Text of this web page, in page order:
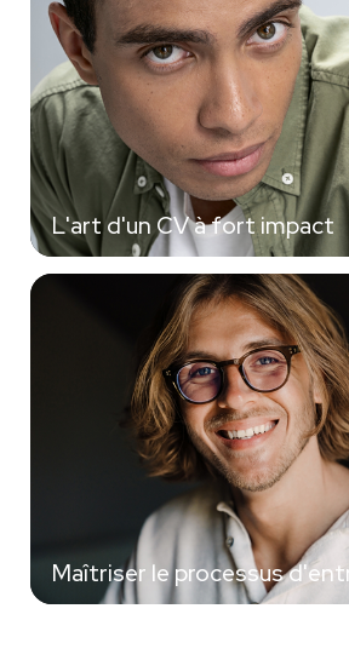
L'art d'un CV à fort impact
Maîtriser le processus